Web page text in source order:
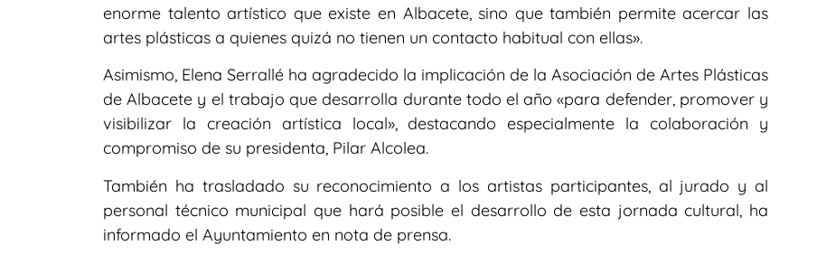
enorme talento artístico que existe en Albacete, sino que también permite acercar las
artes plásticas a quienes quizá no tienen un contacto habitual con ellas».
Asimismo, Elena Serrallé ha agradecido la implicación de la Asociación de Artes Plásticas
de Albacete y el trabajo que desarrolla durante todo el año «para defender, promover y
visibilizar la creación artística local», destacando especialmente la colaboración y
compromiso de su presidenta, Pilar Alcolea.
También ha trasladado su reconocimiento a los artistas participantes, al jurado y al
personal técnico municipal que hará posible el desarrollo de esta jornada cultural, ha
informado el Ayuntamiento en nota de prensa.